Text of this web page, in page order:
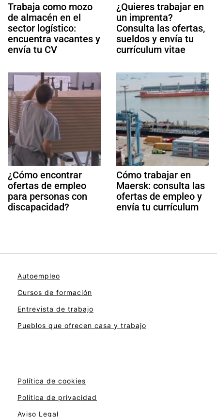
Trabaja como mozo
de almacén en el
sector logístico:
encuentra vacantes y
envía tu CV
¿Quieres trabajar en
un imprenta?
Consulta las ofertas,
sueldos y envía tu
currículum vitae
¿Cómo encontrar
ofertas de empleo
para personas con
discapacidad?
Cómo trabajar en
Maersk: consulta las
ofertas de empleo y
envía tu currículum
Autoempleo
Cursos de formación
Entrevista de trabajo
Pueblos que ofrecen casa y trabajo
Política de cookies
Política de privacidad
Aviso Legal